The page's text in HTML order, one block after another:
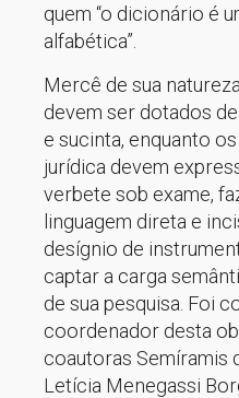
quem “o dicionário é
alfabética”.
Mercê de sua
devem ser dotados
e sucinta, enquanto
jurídica devem
verbete sob exame,
linguagem direta e
desígnio de
captar a carga
de sua pesquisa. Foi
coordenador desta
coautoras Semíramis
Letícia Menegassi